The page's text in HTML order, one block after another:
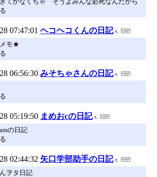
07:47:01 ヘコヘコくんの日記
モ★
06:56:30 みそちゃさんの日記
05:19:50 まめおcの日記
の日記
02:44:32 矢口学部助手の日記
ヲタ日記